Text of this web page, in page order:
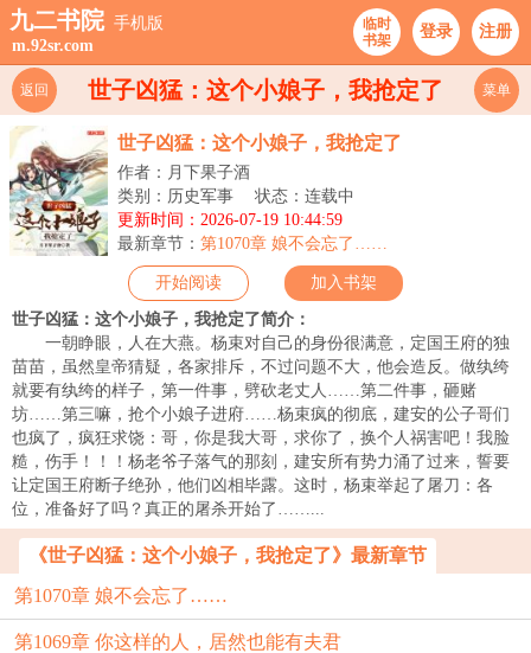
九二书院 手机版
m.92sr.com
临时
书架
登录 注册
世子凶猛：这个小娘子，我抢定了
返回 菜单
世子凶猛：这个小娘子，我抢定了
作者：月下果子酒
类别：历史军事
状态：连载中
更新时间：2026-07-19 10:44:59
最新章节： 第1070章 娘不会忘了……
开始阅读 加入书架
世子凶猛：这个小娘子，我抢定了简介：
一朝睁眼，人在大燕。杨束对自己的身份很满意，定国王府的独
苗苗，虽然皇帝猜疑，各家排斥，不过问题不大，他会造反。做纨绔
就要有纨绔的样子，第一件事，劈砍老丈人……第二件事，砸赌
坊……第三嘛，抢个小娘子进府……杨束疯的彻底，建安的公子哥们
也疯了，疯狂求饶：哥，你是我大哥，求你了，换个人祸害吧！我脸
糙，伤手！！！杨老爷子落气的那刻，建安所有势力涌了过来，誓要
让定国王府断子绝孙，他们凶相毕露。这时，杨束举起了屠刀：各
位，准备好了吗？真正的屠杀开始了……...
《世子凶猛：这个小娘子，我抢定了》最新章节
第1070章 娘不会忘了……
第1069章 你这样的人，居然也能有夫君